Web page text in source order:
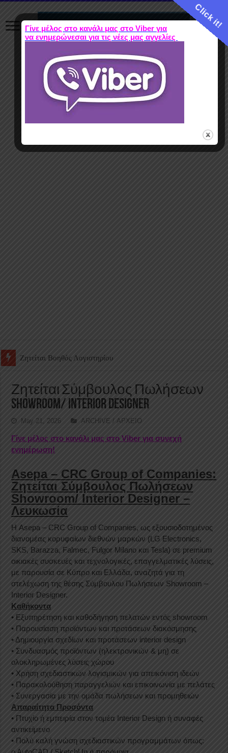
Ζητείται Υπάλληλος για γέμισμα και ανεφοδιασμό αυτόματων
Ζητείται Σύμβουλος Πωλήσεων
Showroom/ Interior Designer
May 21, 2026 ARCHIVE / ΑΡΧΕΙΟ
Γίνε μέλος στο κανάλι μας στο Viber για συνεχή
ενημέρωση!
Asepa – CRC Group of Companies:
Ζητείται Σύμβουλος Πωλήσεων
Showroom/ Interior Designer –
Λευκωσία
Η Asepa – CRC Group of Companies, ως εξουσιοδοτημένος
διανομέας κορυφαίων διεθνών μαρκών (LG Electronics,
SKS, Barazza, Falmec, Fulgor Milano και Tesla) σε premium
οικιακές συσκευές και τεχνολογικές, επαγγελματικές λύσεις,
με παρουσία σε Κύπρο και Ελλάδα, αναζητά για τη
στελέχωση της θέσης Σύμβουλου Πωλήσεων Showroom –
Interior Designer.
Καθήκοντα
• Εξυπηρέτηση και καθοδήγηση πελατών εντός showroom
• Παρουσίαση προϊόντων και προτάσεων διακόσμησης
• Δημιουργία σχεδίων και προτάσεων interior design
• Συνδυασμός προϊόντων (ηλεκτρονικών & μη) σε
ολοκληρωμένες λύσεις χώρου
• Χρήση σχεδιαστικών λογισμικών για απεικόνιση ιδεών
• Παρακολούθηση παραγγελιών και επικοινωνία με πελάτες
• Συνεργασία με την ομάδα πωλήσεων και προμηθειών
Απαραίτητα Προσόντα
• Πτυχίο ή εμπειρία στον τομέα Interior Design ή συναφές
αντικείμενο
• Πολύ καλή γνώση σχεδιαστικών προγραμμάτων όπως:
Click it!
Γίνε μέλος στο κανάλι μας στο Viber για
να ενημερώνεσαι για τις νέες μας αγγελίες